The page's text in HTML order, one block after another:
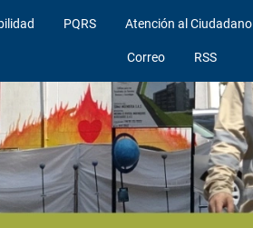
PQRS Atención al Ciudadano
Correo RSS